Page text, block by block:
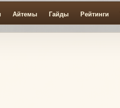
Айтемы Гайды Рейтинги